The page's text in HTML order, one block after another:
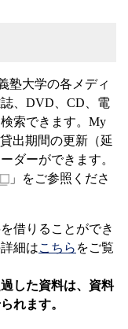
塾大学の各メディ
、DVD、CD、電
索できます。My
出期間の更新（延
ダーができます。
」をご参照くださ
借りることができ
細はこちら をご覧
した資料は、資料
れます。